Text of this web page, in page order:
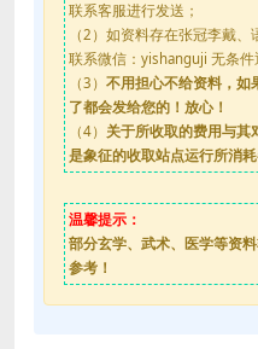
联系客服进行发送；
（2）如资料存在张冠李戴
联系微信：yishanguji 无条件
（3） 不用担心不给资料，如
了都会发给您的！放心！
（4） 关于所收取的费用与其
是象征的收取站点运行所消
温馨提示：
部分玄学、武术、医学等资
参考！